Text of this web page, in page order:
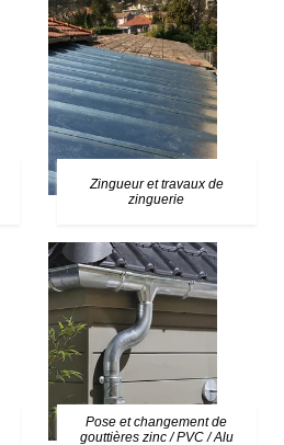
Zingueur et travaux de
zinguerie
Pose et changement de
gouttières zinc / PVC / Alu